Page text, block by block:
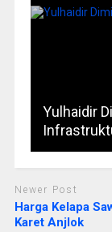
Yulhaidir
Newer Post
Harga Kelapa
Karet Anjlok